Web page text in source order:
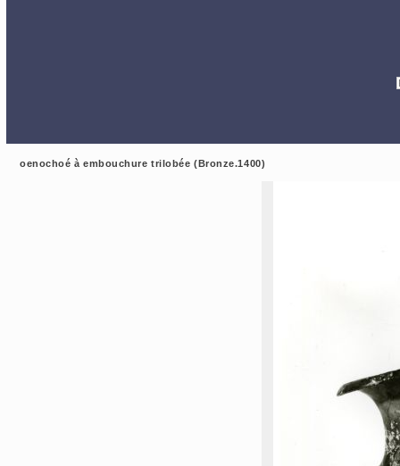
oenochoé à embouchure trilobée (Bronze.1400)